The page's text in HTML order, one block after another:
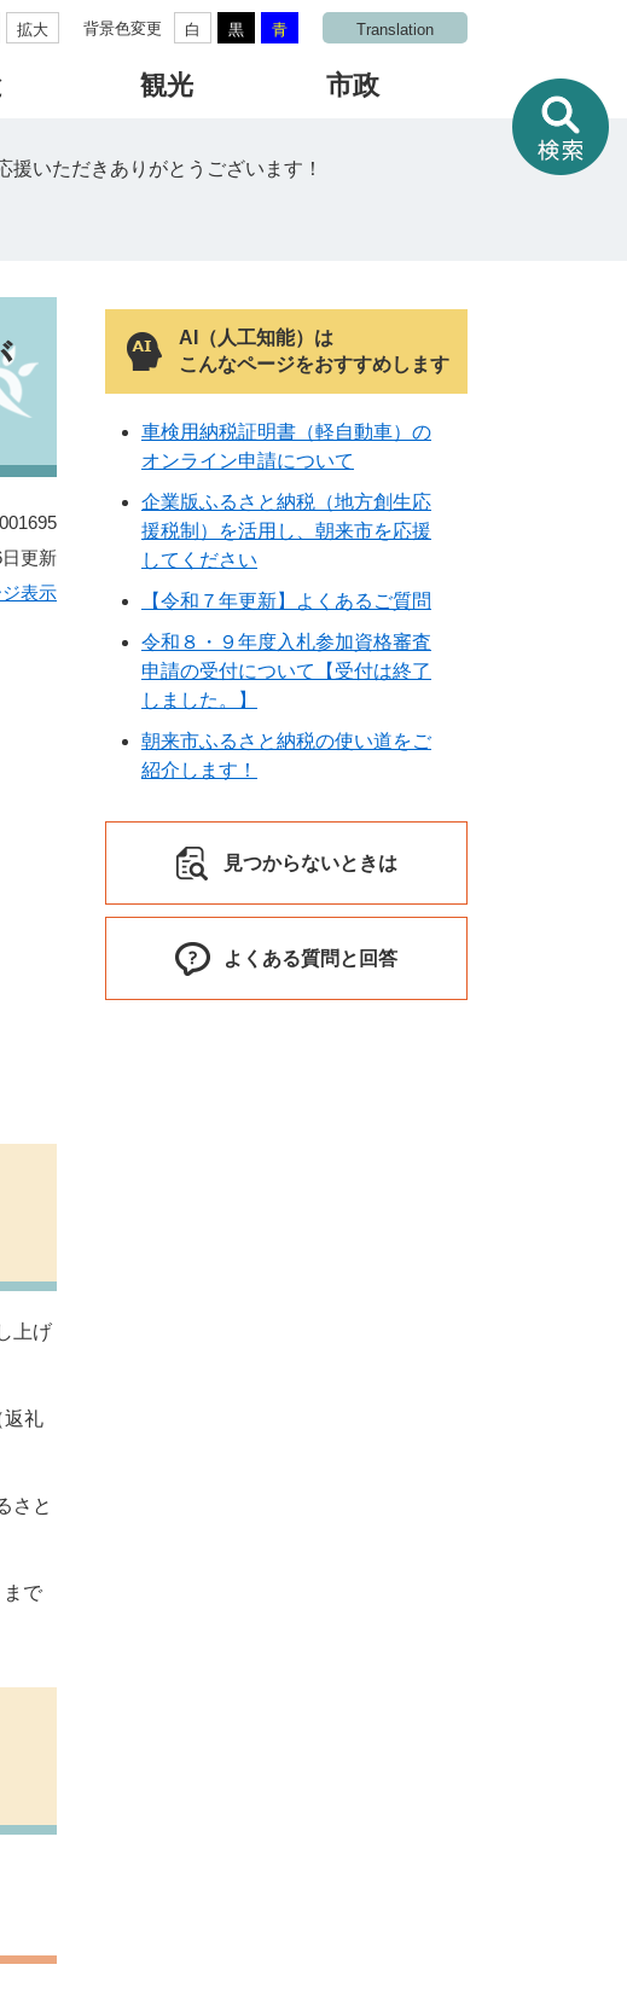
拡大 背景色変更 白 黒 青 Translation
観光 市政
援いただきありがとうございます！
更新
表示
上げ
返礼
さと
で
AI（人工知能）は
こんなページをおすすめします
車検用納税証明書（軽自動車）の
オンライン申請について
企業版ふるさと納税（地方創生応
援税制）を活用し、朝来市を応援
してください
【令和７年更新】よくあるご質問
令和８・９年度入札参加資格審査
申請の受付について【受付は終了
しました。】
朝来市ふるさと納税の使い道をご
紹介します！
見つからないときは
よくある質問と回答
情
報
を